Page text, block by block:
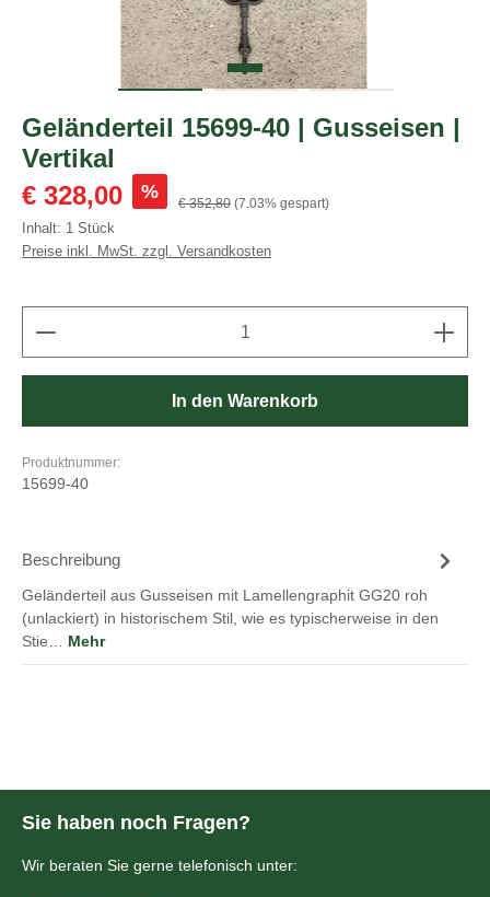
Geländerteil 15699-40 | Gusseisen |
Vertikal
Verkaufspreis:
€ 328,00 % Regulärer Preis:
€ 352,80 (7.03% gespart)
Inhalt: 1 Stück
Preise inkl. MwSt. zzgl. Versandkosten
Produkt Anzahl: Gib den gewünschten Wert ein
In den Warenkorb
Produktnummer:
15699-40
Beschreibung
Geländerteil aus Gusseisen mit Lamellengraphit GG20 roh
(unlackiert) in historischem Stil, wie es typischerweise in den
Stie… Mehr
Sie haben noch Fragen?
Wir beraten Sie gerne telefonisch unter: